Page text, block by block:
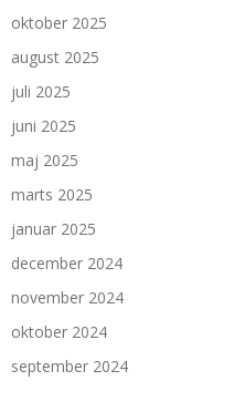
oktober 2025
august 2025
juli 2025
juni 2025
maj 2025
marts 2025
januar 2025
december 2024
november 2024
oktober 2024
september 2024